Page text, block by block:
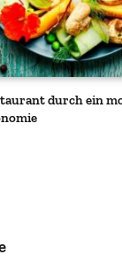
durch ein